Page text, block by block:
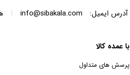
آدرس ایمیل: info@sibakala.com
|
با عمده کالا
پرسش های متداول